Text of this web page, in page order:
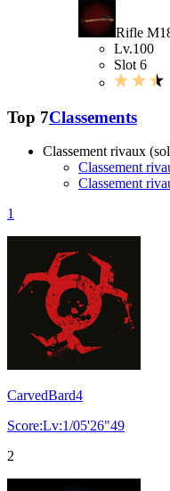
Rifle
Lv.100
Slot 6
Top 7Classements
Classement rivaux
Classement
Classement
1
CarvedBard4
Score:Lv:1/05'26"49
2